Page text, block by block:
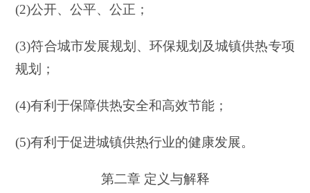
(2)公开、公平、公正；
(3)符合城市发展规划、环保规划及城镇供热专项
规划；
(4)有利于保障供热安全和高效节能；
(5)有利于促进城镇供热行业的健康发展。
第二章 定义与解释